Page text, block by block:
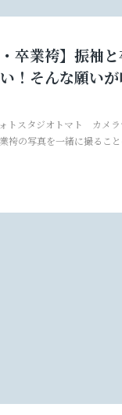
20-
・卒業袴】振袖
！そんな願い
トスタジオトマト カメラ
袴の写真を一緒に撮るこ